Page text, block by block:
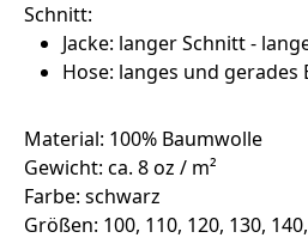
Schnitt:
Jacke: langer Schnitt -
Hose: langes und gerades
Material: 100% Baumwolle
Gewicht: ca. 8 oz / m²
Farbe: schwarz
Größen: 100, 110, 120, 130,